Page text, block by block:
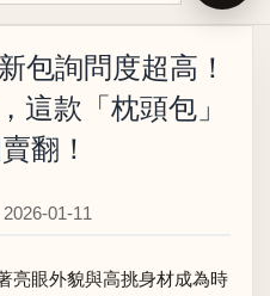
包詢問度超高！
這款「枕頭包」
翻！
01-11
亮眼外貌與高挑身材成為時